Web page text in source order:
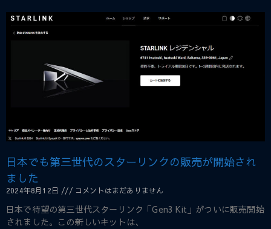
日本でも第三世代のスターリンクの販売が開始され
ました
2024年8月12日 コメントはまだありません
日本で待望の第三世代スターリンク「Gen3 Kit」がついに販売開始
されました。この新しいキットは、